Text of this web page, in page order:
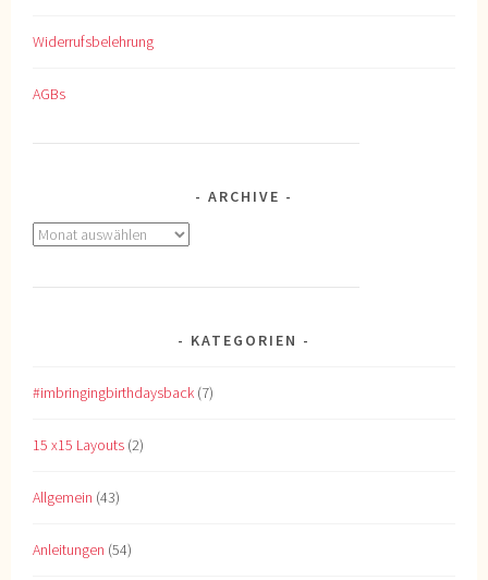
Widerrufsbelehrung
AGBs
ARCHIVE
Archive
KATEGORIEN
#imbringingbirthdaysback (7)
15 x15 Layouts (2)
Allgemein (43)
Anleitungen (54)